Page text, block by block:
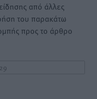
από άλλες
του παρακάτω
προς το άρθρο